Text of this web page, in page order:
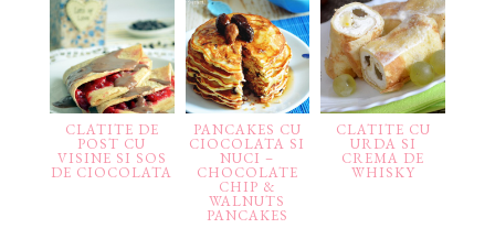
CLATITE DE
POST CU
VISINE SI SOS
DE CIOCOLATA
PANCAKES CU
CIOCOLATA SI
NUCI –
CHOCOLATE
CHIP &
WALNUTS
PANCAKES
CLATITE CU
URDA SI
CREMA DE
WHISKY